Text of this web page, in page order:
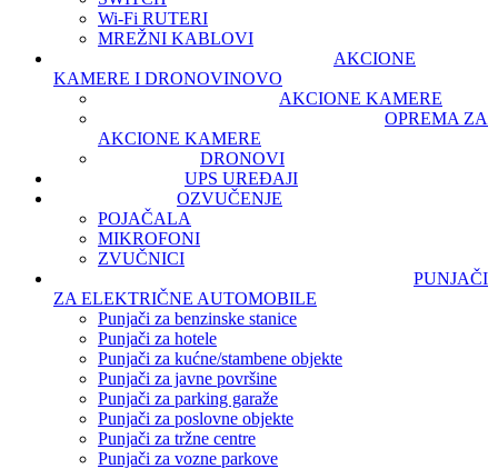
Wi-Fi RUTERI
MREŽNI KABLOVI
AKCIONE
KAMERE I DRONOVINOVO
AKCIONE KAMERE
OPREMA ZA
AKCIONE KAMERE
DRONOVI
UPS UREĐAJI
OZVUČENJE
POJAČALA
MIKROFONI
ZVUČNICI
PUNJAČI
ZA ELEKTRIČNE AUTOMOBILE
Punjači za benzinske stanice
Punjači za hotele
Punjači za kućne/stambene objekte
Punjači za javne površine
Punjači za parking garaže
Punjači za poslovne objekte
Punjači za tržne centre
Punjači za vozne parkove